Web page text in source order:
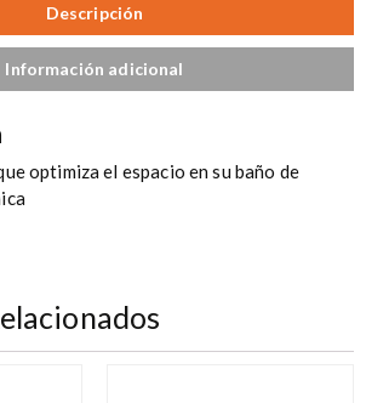
Descripción
Información adicional
optimiza el espacio en su baño de